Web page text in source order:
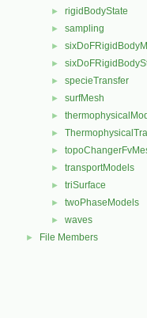
► rigidBodyState
► sampling
►
►
► specieTransfer
► surfMesh
►
►
►
► transportModels
► triSurface
► twoPhaseModels
► waves
► File Members